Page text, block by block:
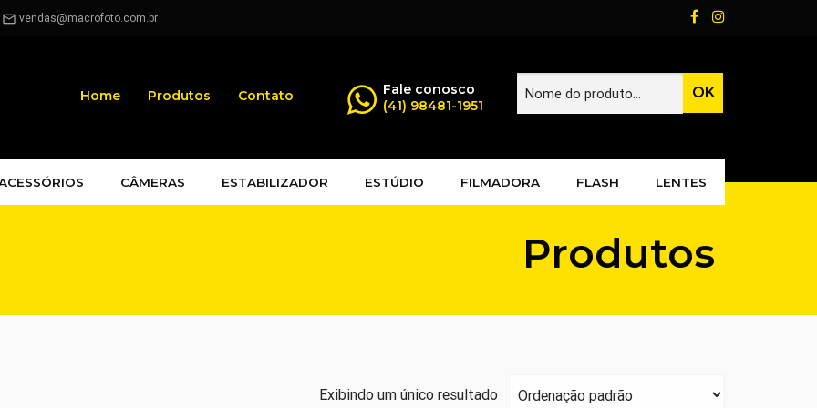
mail_outline vendas@macrofoto.com.br
Fale conosco
(41) 98481-1951
Home Produtos Contato
CÂMERAS ESTABILIZADOR ESTÚDIO FILMADORA FLASH LENTES
Produtos
Exibindo um único resultado